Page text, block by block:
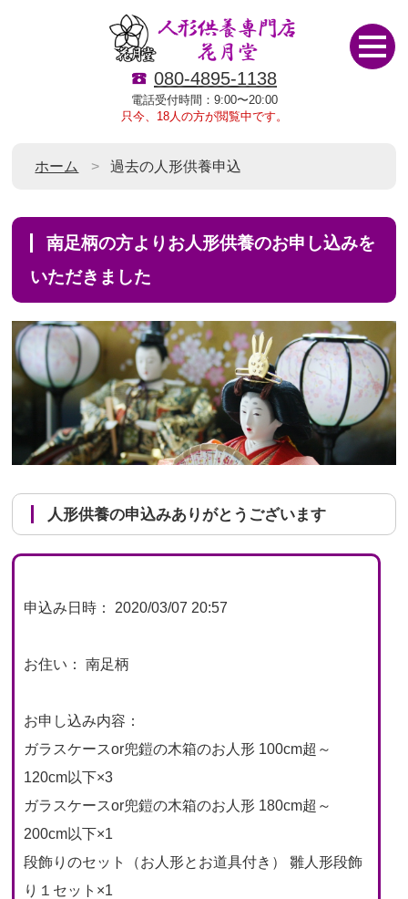
080-4895-1138
電話受付時間：9:00〜20:00
只今、18人の方が閲覧中です。
ホーム 過去の人形供養申込
南足柄の方よりお人形供養のお申し込みを
いただきました
人形供養の申込みありがとうございます
申込み日時： 2020/03/07 20:57
お住い： 南足柄
お申し込み内容：
ガラスケースor兜鎧の木箱のお人形 100cm超～
120cm以下×3
ガラスケースor兜鎧の木箱のお人形 180cm超～
200cm以下×1
段飾りのセット（お人形とお道具付き） 雛人形段飾
り１セット×1